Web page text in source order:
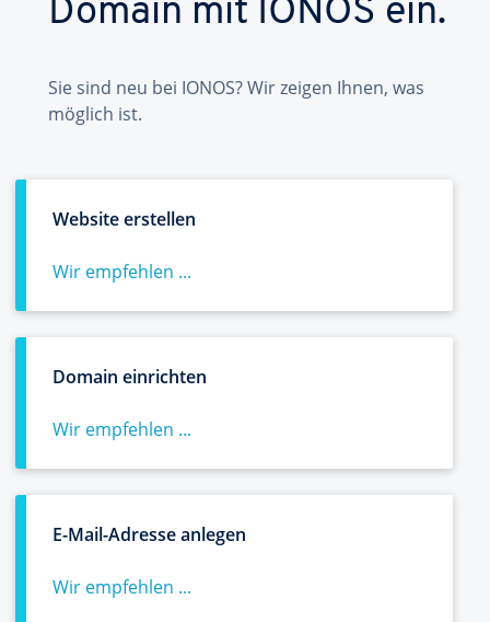
Domain mit IONOS ein.
Sie sind neu bei IONOS? Wir zeigen Ihnen, was
möglich ist.
Website erstellen
Wir empfehlen ...
Domain einrichten
Wir empfehlen ...
E-Mail-Adresse anlegen
Wir empfehlen ...